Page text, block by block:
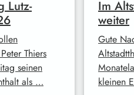
Lutz-
Thiers
seinen
als …
Im
weiter
Gute
kleinen